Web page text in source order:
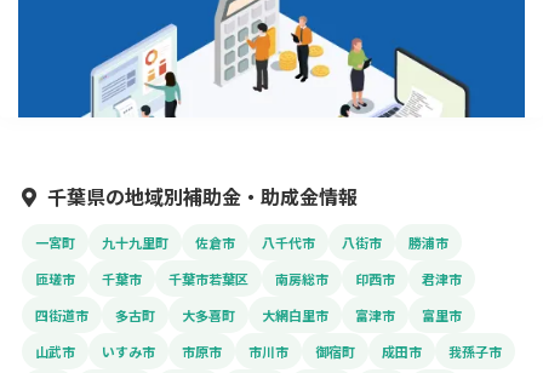
千葉県の地域別補助金・助成金情報
一宮町 九十九里町 佐倉市 八千代市 八街市
勝浦市
匝瑳市
千葉市 千葉市若葉区 南房総市 印西市
君津市
四街道市
多古町 大多喜町 大網白里市 富津市
富里市
山武市
いすみ市 市原市 市川市 御宿町 成田市
我孫子市